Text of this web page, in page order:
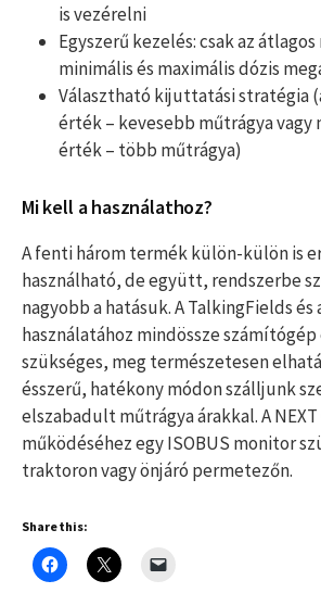
is vezérelni
Egyszerű kezelés: csak az
minimális és maximális dózis
Választható kijuttatási stratégia
érték – kevesebb műtrágya vagy
érték – több műtrágya)
Mi kell a használathoz?
A fenti három termék külön-külön is
használható, de együtt, rendszerbe
nagyobb a hatásuk. A TalkingFields
használatához mindössze számítógép
szükséges, meg természetesen
ésszerű, hatékony módon szálljunk
elszabadult műtrágya árakkal. A
működéséhez egy ISOBUS monitor
traktoron vagy önjáró permetezőn.
Share this: